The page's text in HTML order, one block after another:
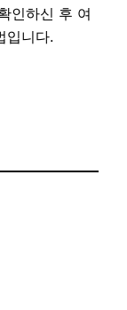
인하신 후 여
입니다.